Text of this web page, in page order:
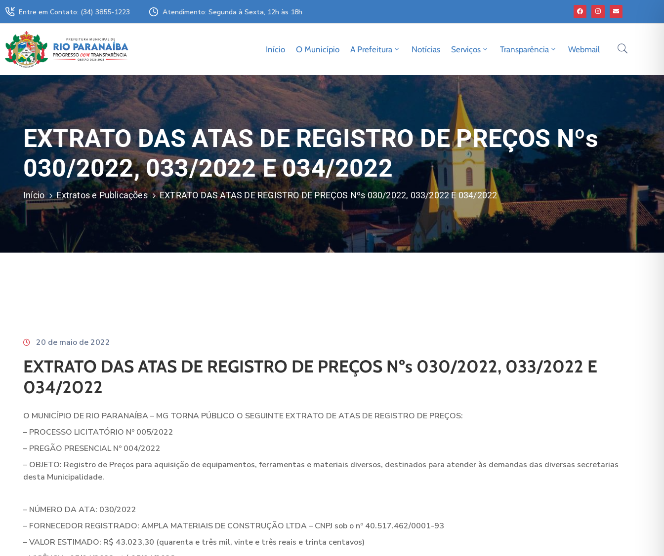
Entre em Contato: (34) 3855-1223 Atendimento: Segunda à Sexta, 12h às 18h
Início O Município A Prefeitura Notícias Serviços Transparência Webmail
EXTRATO DAS ATAS DE REGISTRO DE PREÇOS Nºs
030/2022, 033/2022 E 034/2022
Início Extratos e Publicações EXTRATO DAS ATAS DE REGISTRO DE PREÇOS Nºs 030/2022, 033/2022 E 034/2022
20 de maio de 2022
EXTRATO DAS ATAS DE REGISTRO DE PREÇOS Nºs 030/2022, 033/2022 E
034/2022
O MUNICÍPIO DE RIO PARANAÍBA – MG TORNA PÚBLICO O SEGUINTE EXTRATO DE ATAS DE REGISTRO DE PREÇOS:
– PROCESSO LICITATÓRIO Nº 005/2022
– PREGÃO PRESENCIAL Nº 004/2022
– OBJETO: Registro de Preços para aquisição de equipamentos, ferramentas e materiais diversos, destinados para atender às demandas das diversas secretarias
desta Municipalidade.
– NÚMERO DA ATA: 030/2022
– FORNECEDOR REGISTRADO: AMPLA MATERIAIS DE CONSTRUÇÃO LTDA – CNPJ sob o nº 40.517.462/0001-93
– VALOR ESTIMADO: R$ 43.023,30 (quarenta e três mil, vinte e três reais e trinta centavos)